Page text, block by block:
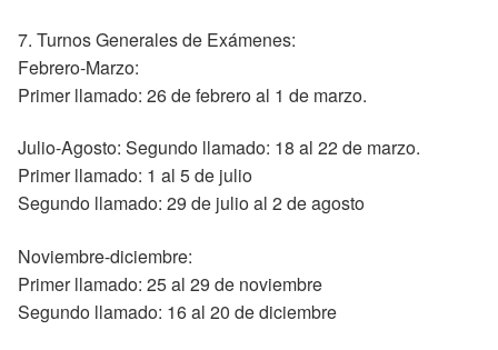
7. Turnos Generales de Exámenes:
Febrero-Marzo:
Primer llamado: 26 de febrero al 1 de marzo.
Julio-Agosto: Segundo llamado: 18 al 22 de marzo.
Primer llamado: 1 al 5 de julio
Segundo llamado: 29 de julio al 2 de agosto
Noviembre-diciembre:
Primer llamado: 25 al 29 de noviembre
Segundo llamado: 16 al 20 de diciembre